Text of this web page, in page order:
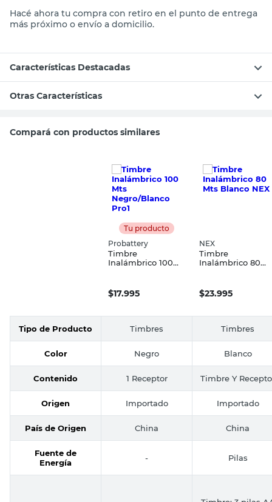
Hacé ahora tu compra con retiro en el punto de entrega
más próximo o envío a domicilio.
Características Destacadas
Otras Características
Compará con productos similares
Tu producto
Probattery
Timbre
Inalámbrico 100
$17.995
NEX
Timbre
Inalámbrico 80
$23.995
Tipo de Producto Timbres Timbres
Color Negro Blanco
Contenido 1 Receptor Timbre Y
Origen Importado Importado
País de Origen China China
Fuente de
Energía
- Pilas